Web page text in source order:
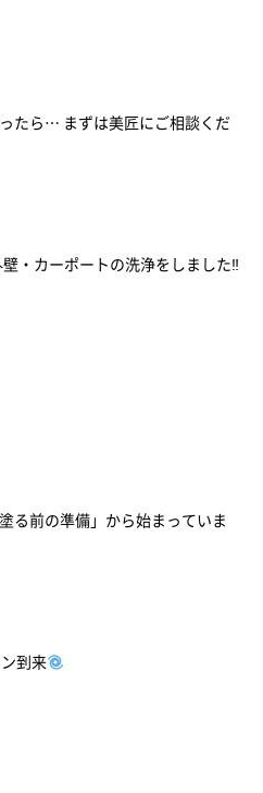
たら… まずは美匠にご相談くだ
壁・カーポートの洗浄をしました‼
る前の準備」から始まっていま
到来